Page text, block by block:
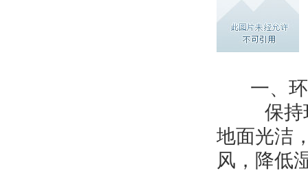
一、环
保持环
地面光洁
风，降低